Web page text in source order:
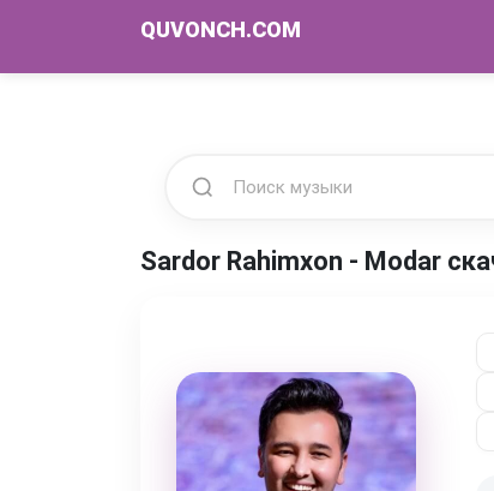
QUVONCH.COM
Sardor Rahimxon - Modar